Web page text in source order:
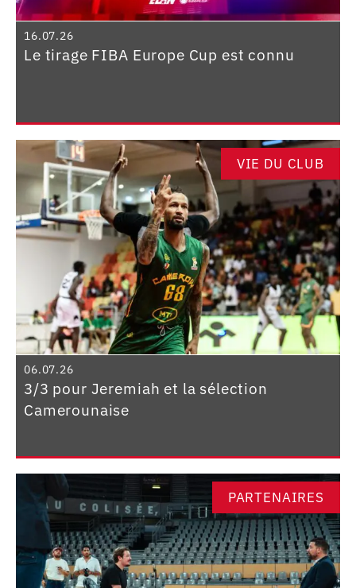
16.07.26
Le tirage FIBA Europe Cup est connu
VIE DU CLUB
06.07.26
3/3 pour Jeremiah et la sélection
Camerounaise
PARTENAIRES